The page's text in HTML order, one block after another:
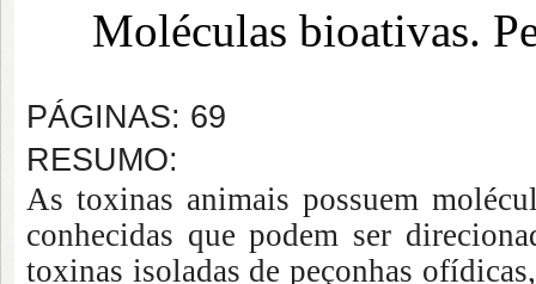
Moléculas bioativas.
PÁGINAS: 69
RESUMO:
As toxinas animais possuem
conhecidas que podem ser
toxinas isoladas de peçonhas